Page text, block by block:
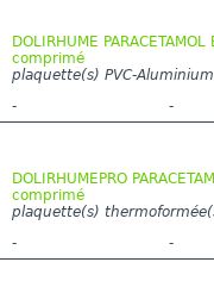
DOLIRHUME
comprimé
plaquette(s) PVC-
-
-
DOLIRHUMEPRO
comprimé
plaquette(s)
-
-